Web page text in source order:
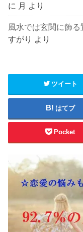
に 月 より
風水では玄関に飾る
すがり
より
ツイート
はてブ
Pocket